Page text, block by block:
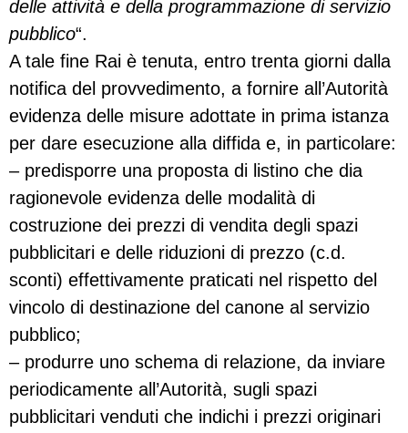
delle attività e della programmazione di servizio
pubblico“.
A tale fine Rai è tenuta, entro trenta giorni dalla
notifica del provvedimento, a fornire all’Autorità
evidenza delle misure adottate in prima istanza
per dare esecuzione alla diffida e, in particolare:
– predisporre una proposta di listino che dia
ragionevole evidenza delle modalità di
costruzione dei prezzi di vendita degli spazi
pubblicitari e delle riduzioni di prezzo (c.d.
sconti) effettivamente praticati nel rispetto del
vincolo di destinazione del canone al servizio
pubblico;
– produrre uno schema di relazione, da inviare
periodicamente all’Autorità, sugli spazi
pubblicitari venduti che indichi i prezzi originari